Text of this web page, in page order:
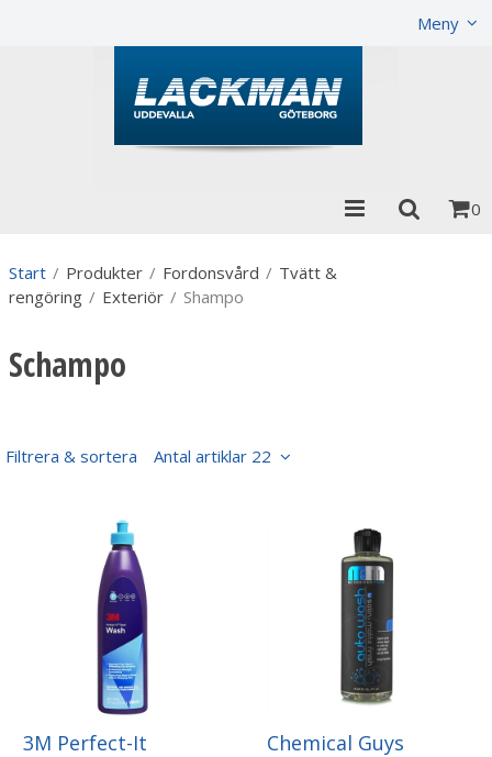
Meny
0
Start / Produkter / Fordonsvård / Tvätt &
rengöring / Exteriör / Shampo
Schampo
Filtrera & sortera Antal artiklar 22
3M Perfect-It
Chemical Guys